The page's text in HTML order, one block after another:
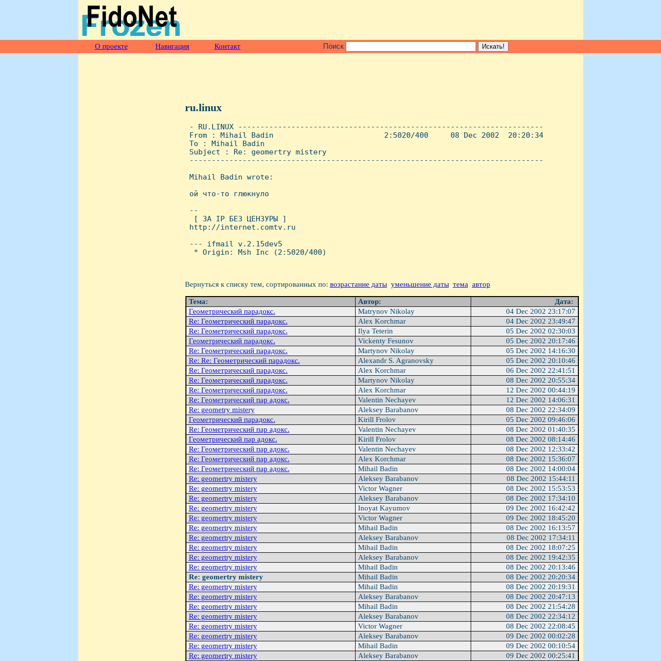
О проекте Навигация Контакт Поиск
ru.linux
- RU.LINUX ---------------------------------------------------------------------
From : Mihail Badin                         2:5020/400     08 Dec 2002  20:20:34
To : Mihail Badin
Subject : Re: geomertry mistery
--------------------------------------------------------------------------------
Mihail Badin wrote:
ой что-то глюкнуло
--
  [ ЗА IP БЕЗ ЦЕHЗУРЫ ]
http://internet.comtv.ru
--- ifmail v.2.15dev5
  * Origin: Msh Inc (2:5020/400)
Вернуться к списку тем, сортированных по: возрастание даты уменьшение даты тема автор
Тема: Автор:
Дата:
Геометрический парадокс.
Matrynov Nikolay
04 Dec 2002 23:17:07
Re: Геометрический парадокс.
Alex Korchmar
04 Dec 2002 23:49:47
Re: Геометрический парадокс.
Ilya Teterin
05 Dec 2002 02:30:03
Геометрический парадокс.
Vickenty Fesunov
05 Dec 2002 20:17:46
Re: Геометрический парадокс.
Martynov Nikolay
05 Dec 2002 14:16:30
Re: Re: Геометрический парадокс.
Alexandr S. Agranovsky
05 Dec 2002 20:10:46
Re: Геометрический парадокс.
Alex Korchmar
06 Dec 2002 22:41:51
Re: Геометрический парадокс.
Martynov Nikolay
08 Dec 2002 20:55:34
Re: Геометрический парадокс.
Alex Korchmar
12 Dec 2002 00:44:19
Re: Геометрический пар адокс.
Valentin Nechayev
12 Dec 2002 14:06:31
Re: geometry mistery
Aleksey Barabanov
08 Dec 2002 22:34:09
Геометрический парадокс.
Kirill Frolov
05 Dec 2002 09:46:06
Re: Геометрический пар адокс.
Valentin Nechayev
08 Dec 2002 01:40:35
Геометрический пар адокс.
Kirill Frolov
08 Dec 2002 08:14:46
Re: Геометрический пар адокс.
Valentin Nechayev
08 Dec 2002 12:33:42
Re: Геометрический пар адокс.
Alex Korchmar
08 Dec 2002 15:36:07
Re: Геометрический пар адокс.
Mihail Badin
08 Dec 2002 14:00:04
Re: geomertry mistery
Aleksey Barabanov
08 Dec 2002 15:44:11
Re: geomertry mistery
Victor Wagner
08 Dec 2002 15:53:53
Re: geomertry mistery
Aleksey Barabanov
08 Dec 2002 17:34:10
Re: geomertry mistery
Inoyat Kayumov
09 Dec 2002 16:42:42
Re: geomertry mistery
Victor Wagner
09 Dec 2002 18:45:20
Re: geomertry mistery
Mihail Badin
08 Dec 2002 16:13:57
Re: geomertry mistery
Aleksey Barabanov
08 Dec 2002 17:34:11
Re: geomertry mistery
Mihail Badin
08 Dec 2002 18:07:25
Re: geomertry mistery
Aleksey Barabanov
08 Dec 2002 19:42:35
Re: geomertry mistery
Mihail Badin
08 Dec 2002 20:13:46
Re: geomertry mistery
Mihail Badin
08 Dec 2002 20:20:34
Re: geomertry mistery
Mihail Badin
08 Dec 2002 20:19:31
Re: geomertry mistery
Aleksey Barabanov
08 Dec 2002 20:47:13
Re: geomertry mistery
Mihail Badin
08 Dec 2002 21:54:28
Re: geomertry mistery
Aleksey Barabanov
08 Dec 2002 22:34:12
Re: geomertry mistery
Victor Wagner
08 Dec 2002 22:08:45
Re: geomertry mistery
Aleksey Barabanov
09 Dec 2002 00:02:28
Re: geomertry mistery
Mihail Badin
09 Dec 2002 00:10:54
Re: geomertry mistery
Aleksey Barabanov 09 Dec 2002 00:25:41